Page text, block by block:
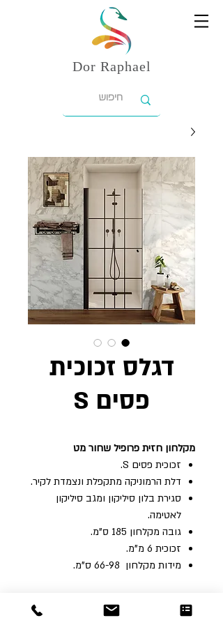
Dor Raphael
דגלס זכוכית
פסים S
מקלחון חזית פרופיל שחור מט
זכוכית פסים S.
דלת הרמוניקה מתקפלת ונצמדת לקיר.
סגירת בלון סיליקון ומגב סיליקון
לאטימה.
גובה‭ ‬מקלחון ‬185 ‬ס"מ‭. ‬
זכוכית‭ ‬6‭ ‬מ"מ‭. ‬
מידות ‬מקלחון ‭ 66-98 ‬ס"מ‭. ‬